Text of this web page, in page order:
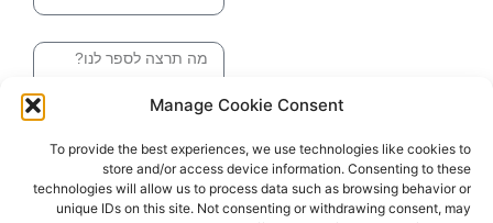
Manage Cookie Consent
To provide the best experiences, we use technologies like cookies to
store and/or access device information. Consenting to these
technologies will allow us to process data such as browsing behavior or
unique IDs on this site. Not consenting or withdrawing consent, may
שליחה והטופס
בדרך אלינו